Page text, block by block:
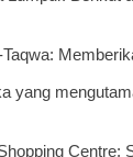
yang
Centre: